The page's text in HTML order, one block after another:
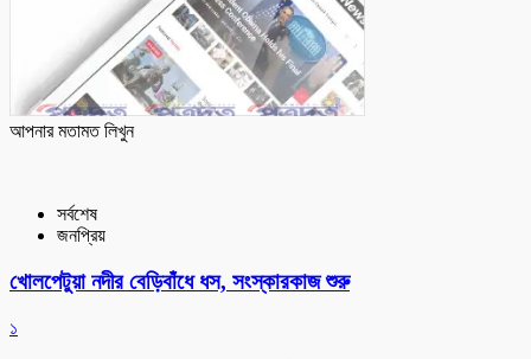
আপনার মতামত লিখুন
সর্বশেষ
জনপ্রিয়
খোলপেটুয়া নদীর বেড়িবাঁধে ধস, সংস্কারকাজ শুরু
১